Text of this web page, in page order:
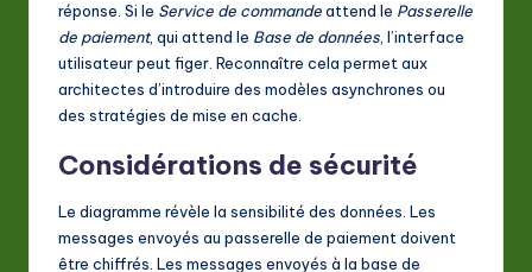
réponse. Si le Service de commandeattend le Passerelle
de paiement, qui attend le Base de données , l’interface
utilisateur peut figer. Reconnaître cela permet aux
architectes d’introduire des modèles asynchrones ou
des stratégies de mise en cache.
Considérations de sécurité
Le diagramme révèle la sensibilité des données. Les
messages envoyés au passerelle de paiement doivent
être chiffrés. Les messages envoyés à la base de